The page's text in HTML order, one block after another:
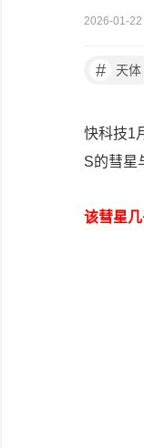
2026-01-22
# 天体
快科技1
S的彗星
该彗星